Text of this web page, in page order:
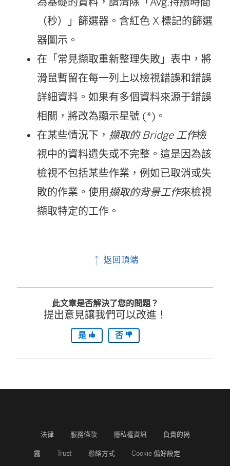
（秒）」篩選器。含紅色 X 標記的篩選
器圖示。
在「常見擷取重新整理失敗」表中，將
滑鼠暫留在每一列上以檢視錯誤和錯誤
詳細資料。如果有多個資料來源于錯誤
相關，將改為顯示星號 (*)。
在某些情況下， 擷取的 Bridge 工作檢
視中的資料遺失或不完整。這是因為該
檢視不包括某些作業，例如已取消或失
敗的作業。使用 擷取的背景工作來檢視
擷取特定的工作。
返回頂端
此文章是否解決了您的問題？
提出意見讓我們可以改進！
是 否
法律 服務條款 隱私權資訊 負責的揭
露 Trust 聯絡方式 Cookie 偏好設定